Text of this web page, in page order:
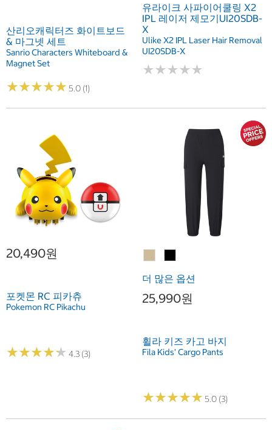
산리오캐릭터즈 화이트보드
& 마그넷 세트
Sanrio Characters Whiteboard &
Magnet Set
★★★★★
★★★★★ 5.0 (1)
유라이크 사파이어쿨링 X2
IPL 레이저 제모기UI20SDB-
X
Ulike X2 IPL Laser Hair Removal
UI20SDB-X
★★★★★
★★★★★
20,490원
포켓몬 RC 피카츄
Pokemon RC Pikachu
★★★★★
★★★★★ 4.3 (3)
더 많은 옵션
25,990원
휠라 키즈 카고 바지
Fila Kids' Cargo Pants
★★★★★
★★★★★ 5.0 (3)